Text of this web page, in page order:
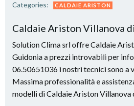
Categories: CALDAIE ARISTON
Caldaie Ariston Villanova
Solution Clima srl offre Caldaie
Guidonia a prezzi introvabili per
06.50651036 i nostri tecnici sono a
Massima professionalità e
modelli di Caldaie Ariston